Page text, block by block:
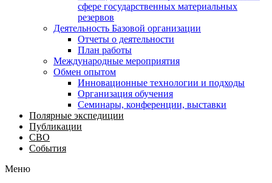
сфере государственных материальных
резервов
Деятельность Базовой организации
Отчеты о деятельности
План работы
Международные мероприятия
Обмен опытом
Инновационные технологии и подходы
Организация обучения
Семинары, конференции, выставки
Полярные экспедиции
Публикации
СВО
События
Меню